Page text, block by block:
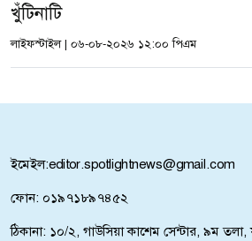
খুঁটিনাটি
লাইফস্টাইল| ০৬-০৮-২০২৬ ১২:০০ পিএম
ইমেইল:editor.spotlightnews@gmail.com
ফোন: ০১৯৭১৮৯৭৪৫২
ঠিকানা: ১০/২, গাউসিয়া কাশেম সেন্টার, ৯ম